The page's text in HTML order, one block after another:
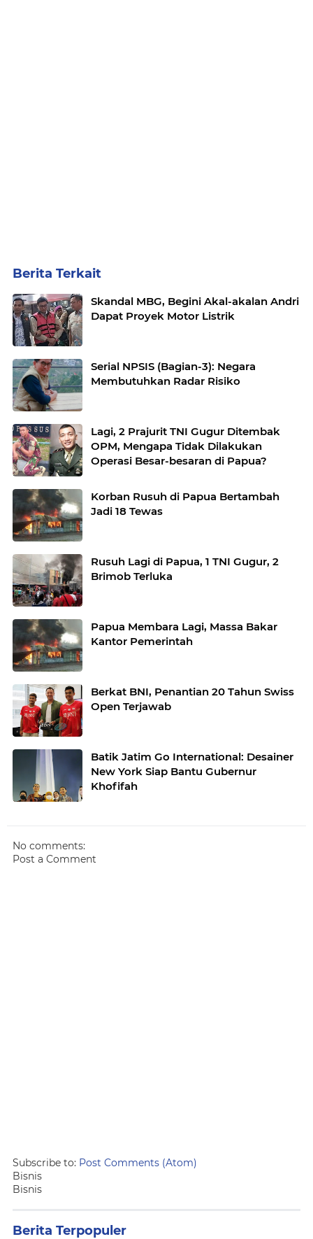
Berita Terkait
Skandal MBG, Begini Akal-akalan Andri
Dapat Proyek Motor Listrik
Serial NPSIS (Bagian-3): Negara
Membutuhkan Radar Risiko
Lagi, 2 Prajurit TNI Gugur Ditembak
OPM, Mengapa Tidak Dilakukan
Operasi Besar-besaran di Papua?
Korban Rusuh di Papua Bertambah
Jadi 18 Tewas
Rusuh Lagi di Papua, 1 TNI Gugur, 2
Brimob Terluka
Papua Membara Lagi, Massa Bakar
Kantor Pemerintah
Berkat BNI, Penantian 20 Tahun Swiss
Open Terjawab
Batik Jatim Go International: Desainer
New York Siap Bantu Gubernur
Khofifah
No comments:
Post a Comment
Subscribe to: Post Comments (Atom)
Bisnis
Bisnis
Berita Terpopuler